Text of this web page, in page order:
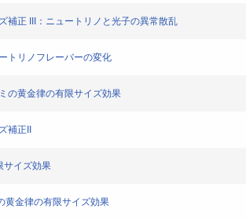
補正 III：ニュートリノと光子の異常散乱
トリノフレーバーの変化
の黄金律の有限サイズ効果
補正II
サイズ効果
黄金律の有限サイズ効果